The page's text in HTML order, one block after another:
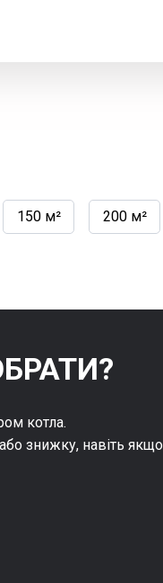
150 м² 200 м²
котла.
знижку, навіть якщо